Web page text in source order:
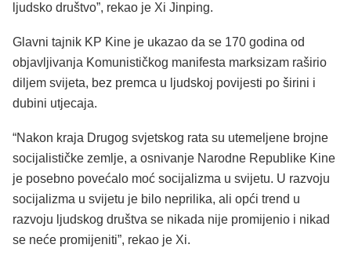
ljudsko društvo”, rekao je Xi Jinping.
Glavni tajnik KP Kine je ukazao da se 170 godina od
objavljivanja Komunističkog manifesta marksizam raširio
diljem svijeta, bez premca u ljudskoj povijesti po širini i
dubini utjecaja.
“Nakon kraja Drugog svjetskog rata su utemeljene brojne
socijalističke zemlje, a osnivanje Narodne Republike Kine
je posebno povećalo moć socijalizma u svijetu. U razvoju
socijalizma u svijetu je bilo neprilika, ali opći trend u
razvoju ljudskog društva se nikada nije promijenio i nikad
se neće promijeniti”, rekao je Xi.